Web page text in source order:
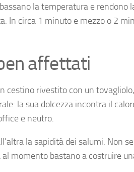
la temperatura e rendono
In circa 1 minuto e mezzo o 2
affettati
cestino rivestito con un tovagliolo,
la sua dolcezza incontra il
e neutro.
la sapidità dei salumi. Non
momento bastano a costruire